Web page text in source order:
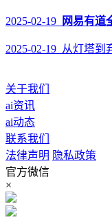
2025-02-19 网易有道
2025-02-19 从灯塔
关于我们
ai资讯
ai动态
联系我们
法律声明 隐私政策
官方微信
×